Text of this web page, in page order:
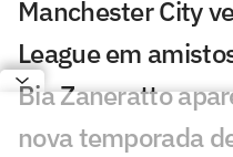
Manchester City
League em
Bia Zaneratto
nova temporada